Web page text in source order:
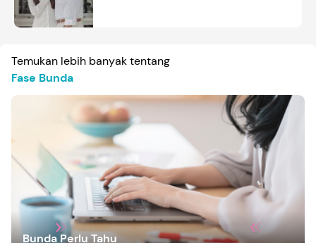
Temukan lebih banyak tentang
Fase Bunda
Bunda Perlu Tahu